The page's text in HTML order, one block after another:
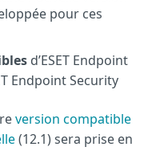
pour ces
d’ESET Endpoint
Endpoint Security
version compatible
(12.1) sera prise en